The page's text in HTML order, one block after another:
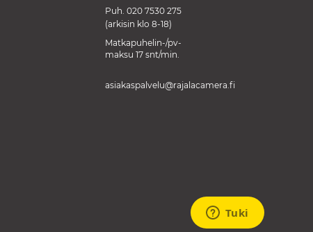
Puh. 020 7530 275
(arkisin klo 8-18)
Matkapuhelin-/pv-
maksu 17 snt/min.
asiakaspalvelu@rajalacamera.fi